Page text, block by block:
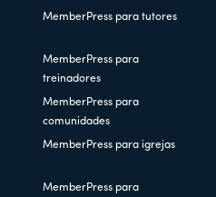
MemberPress para tutores
MemberPress para
treinadores
MemberPress para
comunidades
MemberPress para igrejas
MemberPress para